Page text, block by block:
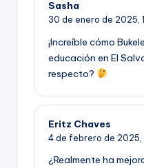
Sasha
30 de enero de 2025,
¡Increíble cómo
educación en El
respecto?
Eritz Chaves
4 de febrero de 2025,
¿Realmente ha